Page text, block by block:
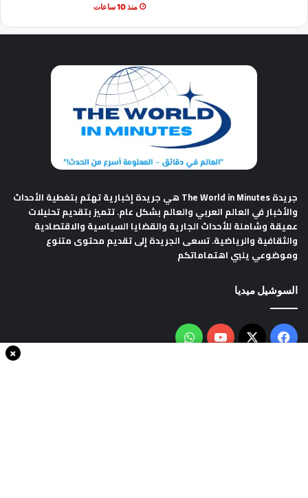
منذ 10 ساعات
جريدة The World in Minutes
هي جريدة إخبارية تهتم بتغطية الأحداث
والأخبار في العالم العربي والعالم بشكل عام. تتميز بتقديم تحليلات
عميقة وشاملة للأحداث الجارية والقضايا السياسية والاقتصادية
والثقافية والرياضية. تسعى الجريدة إلى تقديم محتوى متنوع
وموضوعي يلبي اهتماماتكم
السوشيل ميديا
فيسبوك
‫X
‫YouTubeواتساب
×